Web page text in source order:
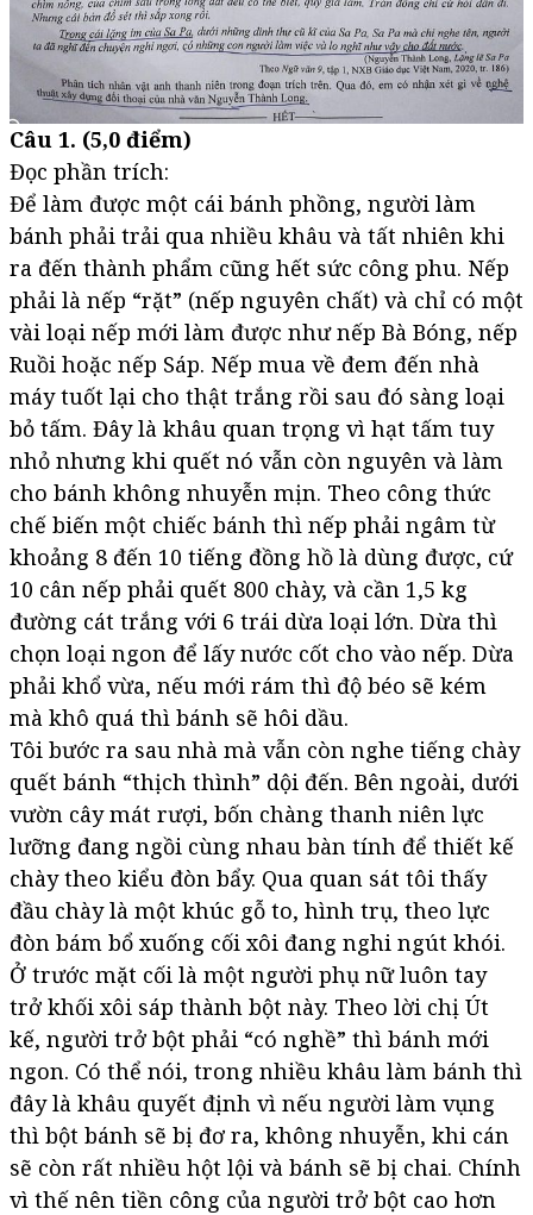
Câu 1. (5,0 điểm)
Đọc phần trích:
Để làm được một cái bánh phồng, người làm
bánh phải trải qua nhiều khâu và tất nhiên khi
ra đến thành phẩm cũng hết sức công phu. Nếp
phải là nếp “rặt” (nếp nguyên chất) và chỉ có một
vài loại nếp mới làm được như nếp Bà Bóng, nếp
Ruồi hoặc nếp Sáp. Nếp mua về đem đến nhà
máy tuốt lại cho thật trắng rồi sau đó sàng loại
bỏ tấm. Đây là khâu quan trọng vì hạt tấm tuy
nhỏ nhưng khi quết nó vẫn còn nguyên và làm
cho bánh không nhuyễn mịn. Theo công thức
chế biến một chiếc bánh thì nếp phải ngâm từ
khoảng 8 đến 10 tiếng đồng hồ là dùng được, cứ
10 cân nếp phải quết 800 chày, và cần 1,5 kg
đường cát trắng với 6 trái dừa loại lớn. Dừa thì
chọn loại ngon để lấy nước cốt cho vào nếp. Dừa
phải khổ vừa, nếu mới rám thì độ béo sẽ kém
mà khô quá thì bánh sẽ hôi dầu.
Tôi bước ra sau nhà mà vẫn còn nghe tiếng chày
quết bánh “thịch thình” dội đến. Bên ngoài, dưới
vườn cây mát rượi, bốn chàng thanh niên lực
lưỡng đang ngồi cùng nhau bàn tính để thiết kế
chày theo kiểu đòn bẩy. Qua quan sát tôi thấy
đầu chày là một khúc gỗ to, hình trụ, theo lực
đòn bám bổ xuống cối xôi đang nghi ngút khói.
Ở trước mặt cối là một người phụ nữ luôn tay
trở khối xôi sáp thành bột này. Theo lời chị Út
kế, người trở bột phải “có nghề” thì bánh mới
ngon. Có thể nói, trong nhiều khâu làm bánh thì
đây là khâu quyết định vì nếu người làm vụng
thì bột bánh sẽ bị đơ ra, không nhuyễn, khi cán
sẽ còn rất nhiều hột lội và bánh sẽ bị chai. Chính
vì thế nên tiền công của người trở bột cao hơn